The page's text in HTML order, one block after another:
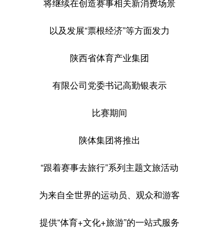
将继续在创造赛事相关新消费场景
以及发展“票根经济”等方面发力
陕西省体育产业集团
有限公司党委书记高勤银表示
比赛期间
陕体集团将推出
“跟着赛事去旅行”系列主题文旅活动
为来自全世界的运动员、观众和游客
提供“体育+文化+旅游”的一站式服务